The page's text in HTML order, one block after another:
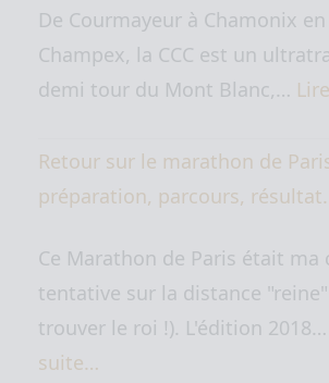
De Courmayeur à Chamonix
Champex, la CCC est un
demi tour du Mont Blanc,…
Retour sur le marathon de
préparation, parcours, résultat.
Ce Marathon de Paris était ma
tentative sur la distance
trouver le roi !). L'édition 2018…
suite…